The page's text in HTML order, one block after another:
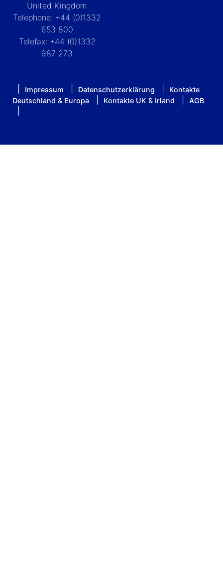
United Kingdom
Telephone: +44 (0)1332
653 800
Telefax: +44 (0)1332
987 273
Impressum Datenschutzerklärung
Kontakte
Deutschland & Europa
Kontakte UK & Irland AGB